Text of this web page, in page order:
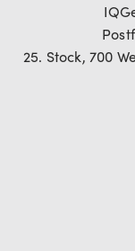
25. Stock, 700